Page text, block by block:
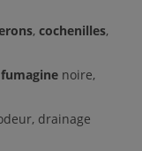
,cochenilles,
fumagine noire,
drainage